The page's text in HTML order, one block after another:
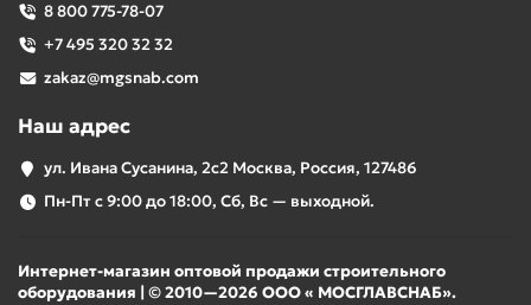
8 800 775-78-07
+7 495 320 32 32
zakaz@mgsnab.com
Наш адрес
ул. Ивана Сусанина, 2с2 Москва, Россия, 127486
Пн-Пт с 9:00 до 18:00, Сб, Вс — выходной.
Интернет-магазин оптовой продажи строительного
оборудования | © 2010—2026 ООО « МОСГЛАВСНАБ».